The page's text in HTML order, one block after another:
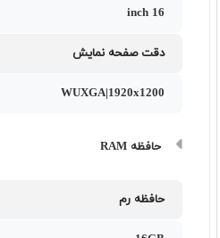
16 inch
دقت صفحه نمایش
WUXGA|1920x1200
حافظه RAM
حافظه رم